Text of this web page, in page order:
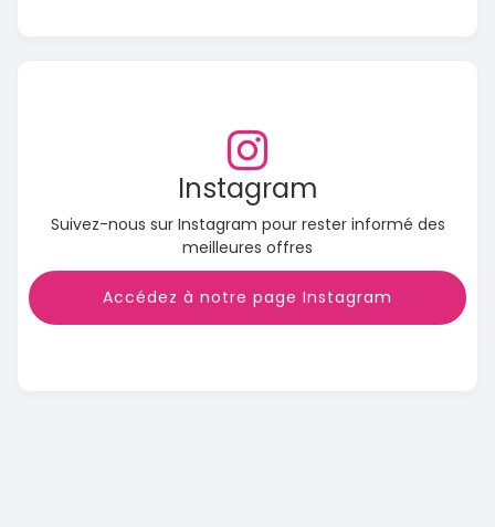
Instagram
Suivez-nous sur Instagram pour rester informé des
meilleures offres
Accédez à notre page Instagram